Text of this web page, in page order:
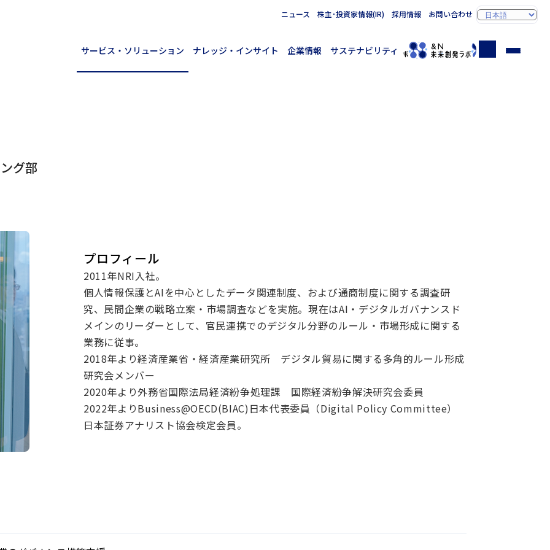
サービス・ソリューション ナレッジ・インサイト 企業情報 サステナビリティ
ニュース 株主･投資家情報(IR) 採用情報 お問い合わせ
グ部
プロフィール
2011年NRI入社。
個人情報保護とAIを中心としたデータ関連制度、および通商制度に関する調査研
究、民間企業の戦略立案・市場調査などを実施。現在はAI・デジタルガバナンスド
メインのリーダーとして、官民連携でのデジタル分野のルール・市場形成に関する
業務に従事。
2018年より経済産業省・経済産業研究所 デジタル貿易に関する多角的ルール形成
研究会メンバー
2020年より外務省国際法局経済紛争処理課 国際経済紛争解決研究会委員
2022年よりBusiness@OECD(BIAC)日本代表委員（Digital Policy Committee）
日本証券アナリスト協会検定会員。